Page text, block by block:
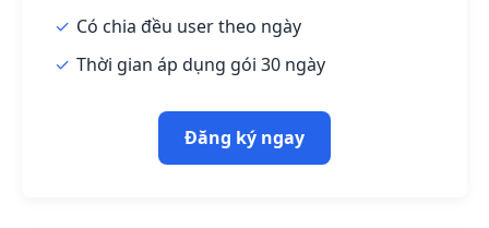
Có chia đều user theo ngày
Thời gian áp dụng gói 30 ngày
Đăng ký ngay